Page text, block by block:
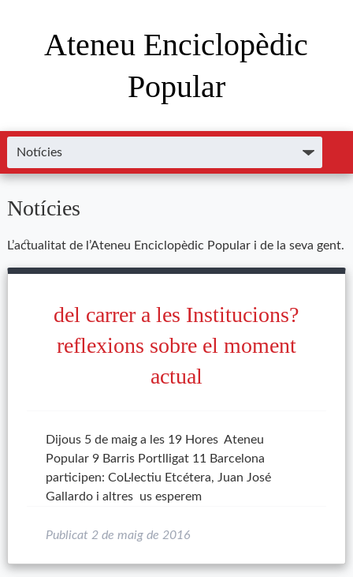
Ateneu Enciclopèdic
Popular
Notícies
L’actualitat de l’Ateneu Enciclopèdic Popular i de la seva gent.
del carrer a les Institucions?
reflexions sobre el moment
actual
Dijous 5 de maig a les 19 Hores Ateneu
Popular 9 Barris Portlligat 11 Barcelona
participen: CoL·lectiu Etcétera, Juan José
Gallardo i altres us esperem
Publicat 2 de maig de 2016